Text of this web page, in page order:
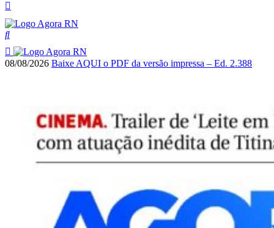
08/08/2026 Baixe AQUI o PDF da versão impressa – Ed. 2.388